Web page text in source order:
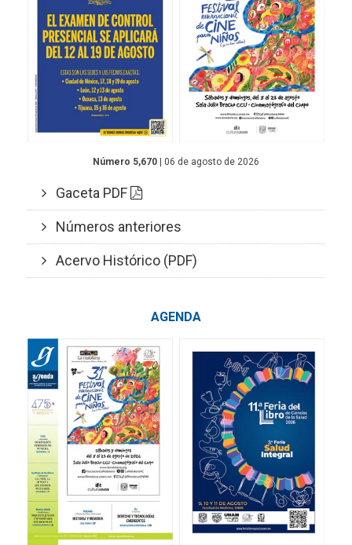
Número 5,670 | 06 de agosto de 2026
Gaceta PDF
Números anteriores
Acervo Histórico (PDF)
AGENDA